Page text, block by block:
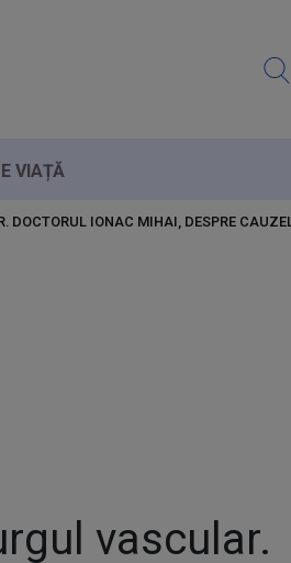
VIAȚĂ
DOCTORUL IONAC MIHAI, DESPRE
vascular.